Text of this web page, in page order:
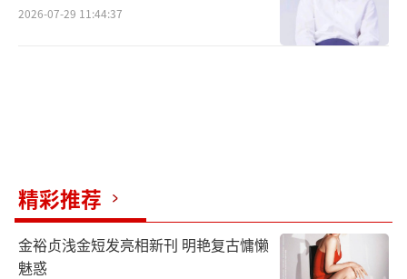
2026-07-29 11:44:37
精彩推荐
金裕贞浅金短发亮相新刊 明艳复古慵懒
魅惑